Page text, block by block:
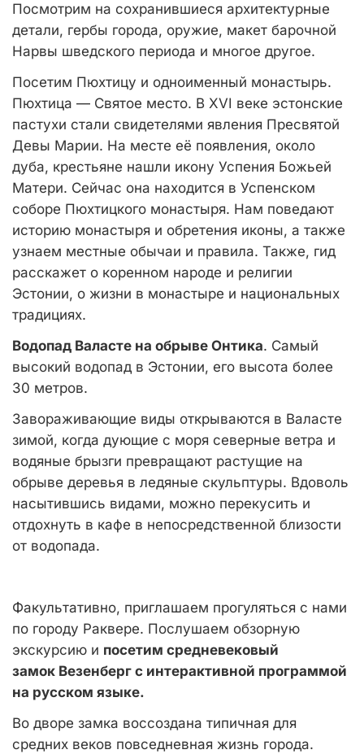
Посмотрим на сохранившиеся архитектурные
детали, гербы города, оружие, макет барочной
Нарвы шведского периода и многое другое.
Посетим Пюхтицу и одноименный монастырь.
Пюхтица — Святое место. В XVI веке эстонские
пастухи стали свидетелями явления Пресвятой
Девы Марии. На месте её появления, около
дуба, крестьяне нашли икону Успения Божьей
Матери. Сейчас она находится в Успенском
соборе Пюхтицкого монастыря. Нам поведают
историю монастыря и обретения иконы, а также
узнаем местные обычаи и правила. Также, гид
расскажет о коренном народе и религии
Эстонии, о жизни в монастыре и национальных
традициях.
Водопад Валасте на обрыве Онтика. Самый
высокий водопад в Эстонии, его высота более
30 метров.
Завораживающие виды открываются в Валасте
зимой, когда дующие с моря северные ветра и
водяные брызги превращают растущие на
обрыве деревья в ледяные скульптуры. Вдоволь
насытившись видами, можно перекусить и
отдохнуть в кафе в непосредственной близости
от водопада.
Факультативно, приглашаем прогуляться с нами
по городу Раквере. Послушаем обзорную
экскурсию и посетим средневековый
замок Везенберг с интерактивной программой
на русском языке.
Во дворе замка воссоздана типичная для
средних веков повседневная жизнь города.